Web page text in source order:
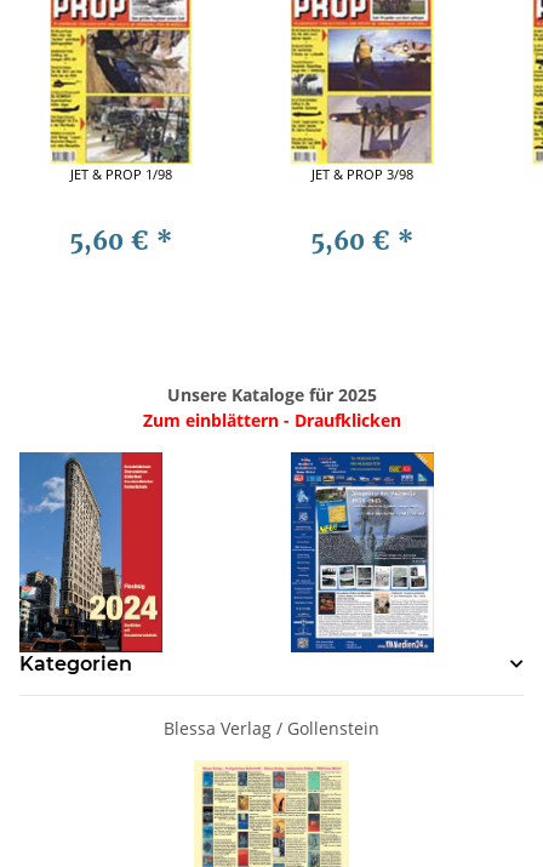
JET & PROP 1/98
5,60 € *
JET & PROP 3/98
5,60 € *
Unsere Kataloge für 2025
Zum einblättern - Draufklicken
Kategorien
Blessa Verlag / Gollenstein